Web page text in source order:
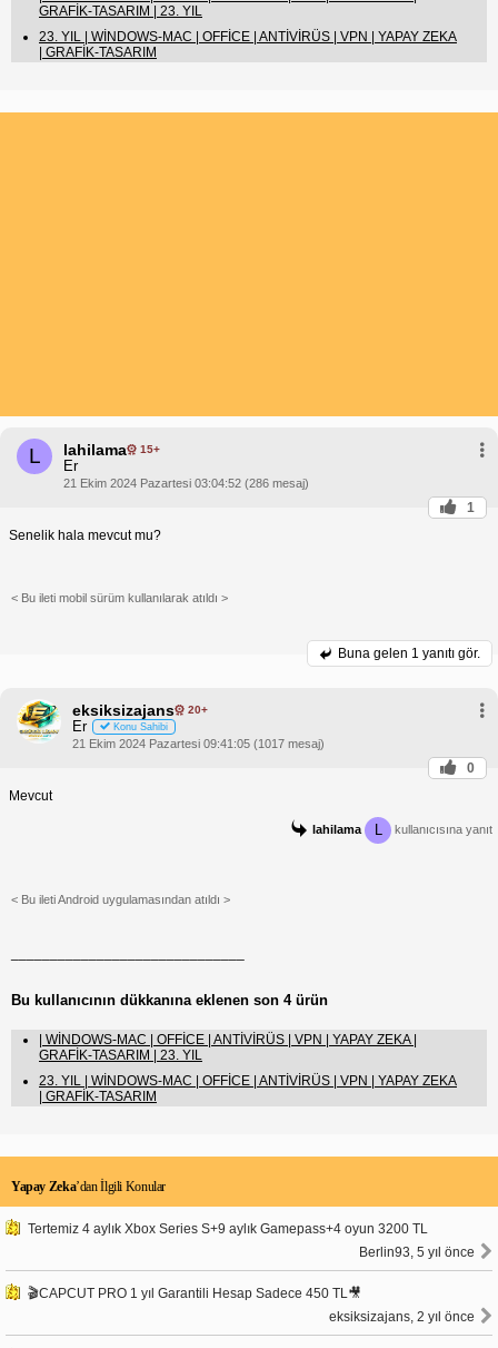
GRAFİK-TASARIM | 23. YIL
23. YIL | WİNDOWS-MAC | OFFİCE | ANTİVİRÜS | VPN | YAPAY ZEKA
| GRAFİK-TASARIM
L lahilama 15+
Er
21 Ekim 2024 Pazartesi 03:04:52 (286 mesaj)
1
Senelik hala mevcut mu?
< Bu ileti mobil sürüm kullanılarak atıldı >
Buna gelen 1 yanıtı gör.
eksiksizajans 20+
Er Konu Sahibi
21 Ekim 2024 Pazartesi 09:41:05 (1017 mesaj)
0
Mevcut
lahilama kullanıcısına yanıt
< Bu ileti Android uygulamasından atıldı >
Bu kullanıcının dükkanına eklenen son 4 ürün
| WİNDOWS-MAC | OFFİCE | ANTİVİRÜS | VPN | YAPAY ZEKA |
GRAFİK-TASARIM | 23. YIL
23. YIL | WİNDOWS-MAC | OFFİCE | ANTİVİRÜS | VPN | YAPAY ZEKA
| GRAFİK-TASARIM
Yapay Zeka’dan İlgili Konular
Tertemiz 4 aylık Xbox Series S+9 aylık Gamepass+4 oyun 3200 TL
Berlin93, 5 yıl önce
🎬CAPCUT PRO 1 yıl Garantili Hesap Sadece 450 TL🎥
eksiksizajans, 2 yıl önce